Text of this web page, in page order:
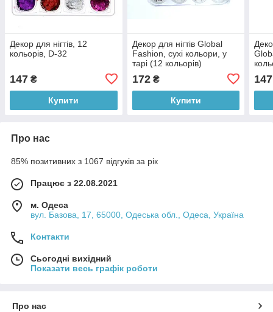
Декор для нігтів, 12
кольорів, D-32
147 ₴
Купити
Декор для нігтів Global
Fashion, сухі кольори, у
тарі (12 кольорів)
172₴
Купити
147
Про нас
85% позитивних з 1067 відгуків за рік
Працює з 22.08.2021
м. Одеса
вул. Базова, 17, 65000, Одеська обл., Одеса, Україна
Контакти
Сьогодні вихідний
Показати весь графік роботи
Про нас